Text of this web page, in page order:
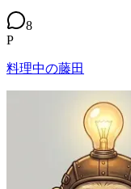
8
P
料理中の藤田